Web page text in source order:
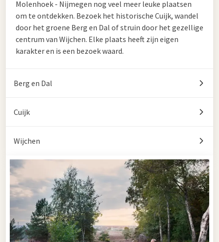
Molenhoek - Nijmegen nog veel meer leuke plaatsen
om te ontdekken. Bezoek het historische Cuijk, wandel
door het groene Berg en Dal of struin door het gezellige
centrum van Wijchen. Elke plaats heeft zijn eigen
karakter en is een bezoek waard.
Berg en Dal
Cuijk
Wijchen